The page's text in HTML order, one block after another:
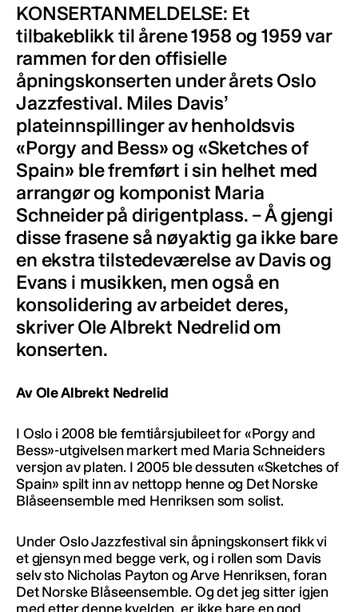
KONSERTANMELDELSE: Et
tilbakeblikk til årene 1958 og 1959 var
rammen for den offisielle
åpningskonserten under årets Oslo
Jazzfestival. Miles Davis’
plateinnspillinger av henholdsvis
«Porgy and Bess» og «Sketches of
Spain» ble fremført i sin helhet med
arrangør og komponist Maria
Schneider på dirigentplass. – Å gjengi
disse frasene så nøyaktig ga ikke bare
en ekstra tilstedeværelse av Davis og
Evans i musikken, men også en
konsolidering av arbeidet deres,
skriver Ole Albrekt Nedrelid om
konserten.
Av Ole Albrekt Nedrelid
I Oslo i 2008 ble femtiårsjubileet for «Porgy and
Bess»-utgivelsen markert med Maria Schneiders
versjon av platen. I 2005 ble dessuten «Sketches of
Spain» spilt inn av nettopp henne og Det Norske
Blåseensemble med Henriksen som solist.
Under Oslo Jazzfestival sin åpningskonsert fikk vi
et gjensyn med begge verk, og i rollen som Davis
selv sto Nicholas Payton og Arve Henriksen, foran
Det Norske Blåseensemble. Og det jeg sitter igjen